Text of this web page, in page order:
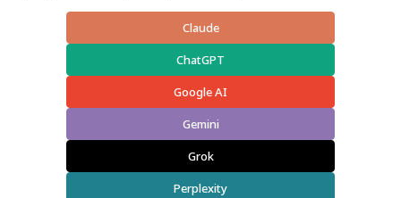
Claude
ChatGPT
Google AI
Gemini
Grok
Perplexity